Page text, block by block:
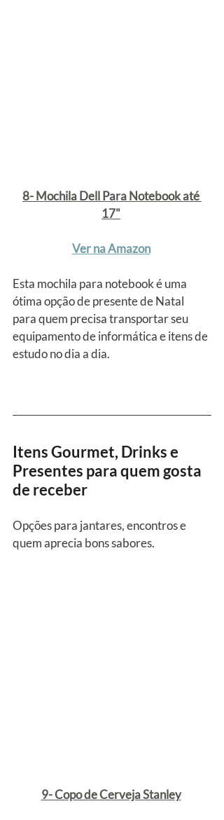
8- Mochila Dell Para Notebook até
17"
Ver na Amazon
Esta mochila para notebook é uma
ótima opção de presente de Natal
para quem precisa transportar seu
equipamento de informática e itens de
estudo no dia a dia.
Itens Gourmet, Drinks e
Presentes para quem gosta
de receber
Opções para jantares, encontros e
quem aprecia bons sabores.
9- Copo de Cerveja Stanley